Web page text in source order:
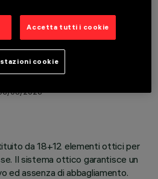
06/08/2026
da 18+12 elementi ottici per
Il sistema ottico garantisce un
ed assenza di abbagliamento.
Accetta tutti i cookie
cookie